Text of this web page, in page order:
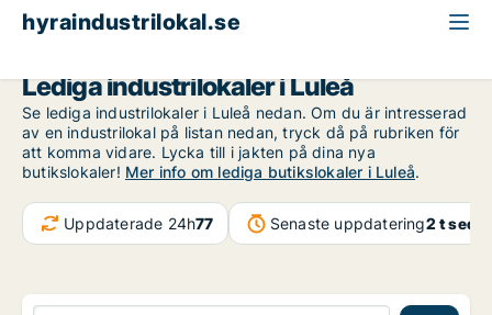
hyraindustrilokal.se
Lediga industrilokaler i Luleå
Se lediga industrilokaler i Luleå nedan. Om du är intresserad
av en industrilokal på listan nedan, tryck då på rubriken för
att komma vidare. Lycka till i jakten på dina nya
butikslokaler! Mer info om lediga butikslokaler i Luleå.
Uppdaterade 24h77 Senaste uppdatering2 t